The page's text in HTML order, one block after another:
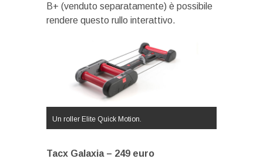
B+ (venduto separatamente) è possibile
rendere questo rullo interattivo.
Un roller Elite Quick Motion.
Tacx Galaxia – 249 euro